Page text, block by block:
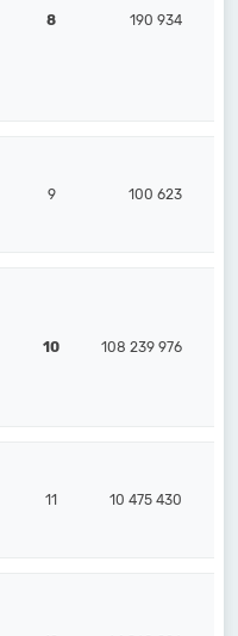
8 190 934
9 100 623
10 108 239 976
11 10 475 430